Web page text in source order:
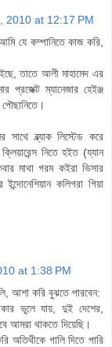
2010 at 12:17 PM
যে কম্পানিতে কাজ করি,
তাতে আলী মাহামেদ এর
ম্যানেজার হেইঞ্জ
সাথে ব্ল্যাক লিস্টেড করে
নিতে হইত (য্যান
মাথা গরম কইরা ভিসার
কলিগরা গিয়া
at 1:38 PM
আশা করি বুঝতে পারবেন:
ভুলে যায়, দুই দেশের,
আমরা থাকতে দিয়েছি।
গালি দিতে পারি